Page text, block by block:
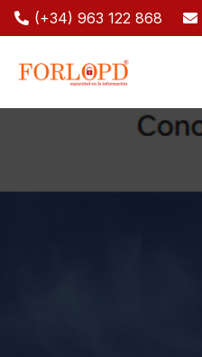
(+34) 963 122 868